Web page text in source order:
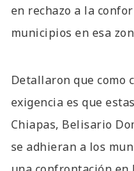
en rechazo a la
municipios en esa
Detallaron que como
exigencia es que
Chiapas, Belisario
se adhieran a los